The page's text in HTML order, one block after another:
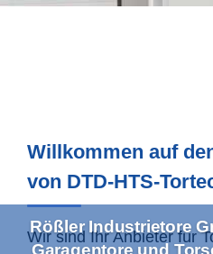
Rößler Industrietore
Garagentore und
Willkommen auf
von DTD-HTS-
Wir sind Ihr Anbieter für